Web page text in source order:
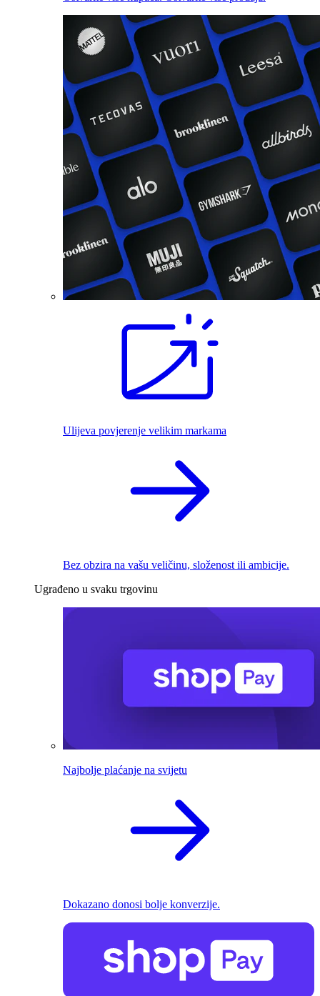
Ulijeva povjerenje velikim markama
Bez obzira na vašu veličinu, složenost ili ambicije.
Ugrađeno u svaku trgovinu
Najbolje plaćanje na svijetu
Dokazano donosi bolje konverzije.